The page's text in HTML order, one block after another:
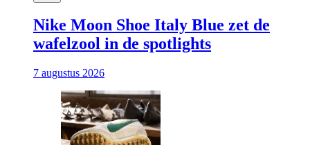
Nike Moon Shoe Italy Blue zet de
wafelzool in de spotlights
7 augustus 2026